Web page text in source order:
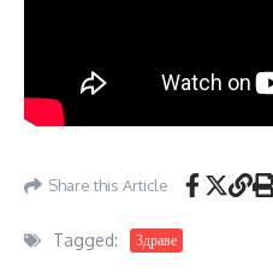
Share this Article
Tagged: Здраве